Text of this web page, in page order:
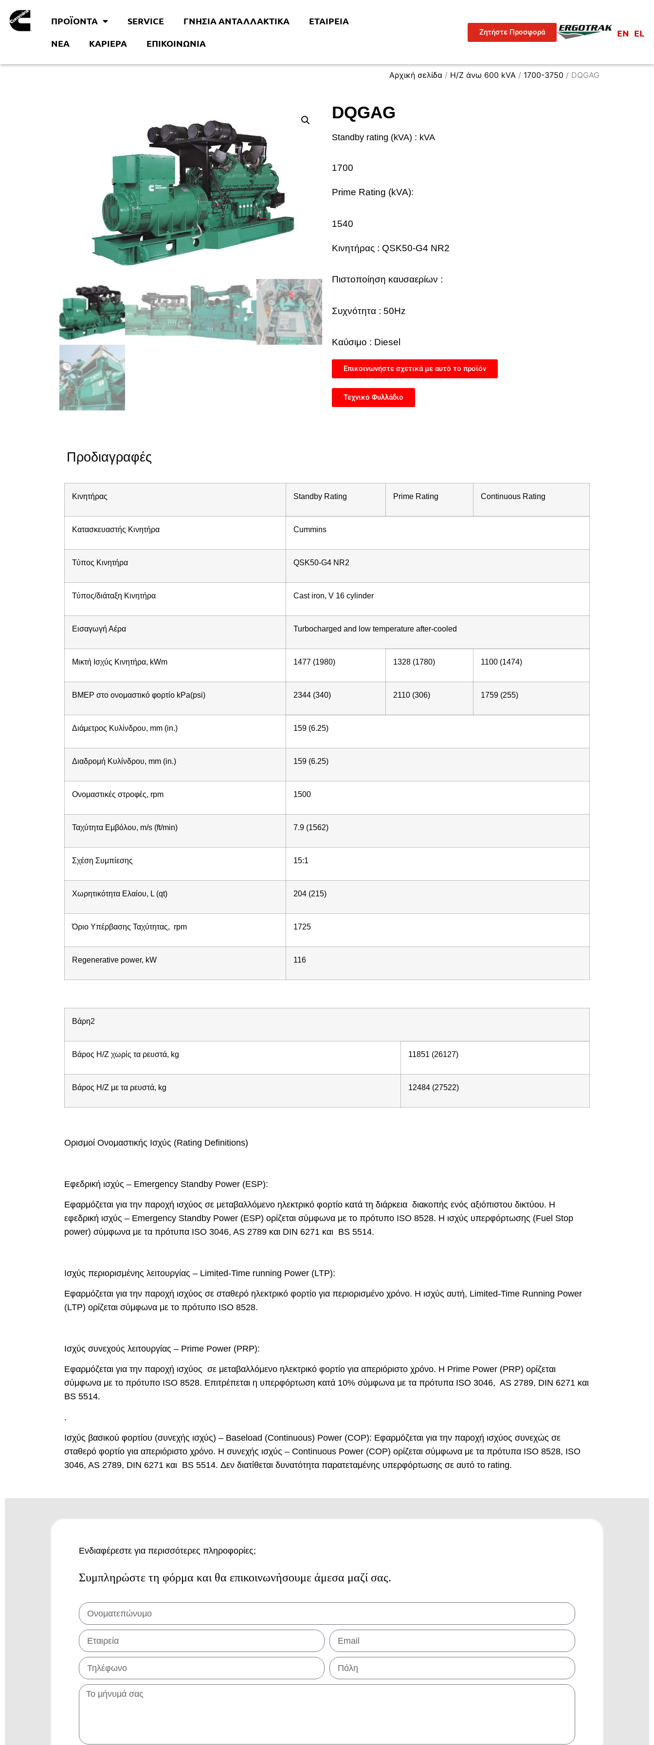
ΠΡΟΪΟΝΤΑ SERVICE ΓΝΉΣΙΑ ΑΝΤΑΛΛΑΚΤΙΚΆ
ΕΤΑΙΡΕΊΑ
ΝΈΑ
KΑΡΙΈΡΑ ΕΠΙΚΟΙΝΩΝΊΑ
Ζητήστε Προσφορά EN EL
Αρχική σελίδα / H/Z άνω 600 kVA / 1700-3750 / DQGAG
DQGAG
Standby rating (kVA) : kVA
1700
Prime Rating (kVA):
1540
Κινητήρας : QSK50-G4 NR2
Πιστοποίηση καυσαερίων :
Συχνότητα : 50Hz
Καύσιμο : Diesel
Επικοινωνήστε σχετικά με αυτό το προϊόν
Τεχνικό Φυλλάδιο
Προδιαγραφές
Κινητήρας Standby Rating Prime Rating Continuous Rating
Κατασκευαστής Κινητήρα Cummins
Τύπος Κινητήρα QSK50-G4 NR2
Τύπος/διάταξη Κινητήρα Cast iron, V 16 cylinder
Εισαγωγή Αέρα Turbocharged and low temperature after-cooled
Μικτή Ισχύς Κινητήρα, kWm 1477 (1980) 1328 (1780) 1100 (1474)
BMEP στο ονομαστικό φορτίο kPa(psi) 2344 (340) 2110 (306) 1759 (255)
Διάμετρος Κυλίνδρου, mm (in.) 159 (6.25)
Διαδρομή Κυλίνδρου, mm (in.) 159 (6.25)
Ονομαστικές στροφές, rpm 1500
Ταχύτητα Εμβόλου, m/s (ft/min) 7.9 (1562)
Σχέση Συμπίεσης 15:1
Χωρητικότητα Ελαίου, L (qt) 204 (215)
Όριο Υπέρβασης Ταχύτητας, rpm 1725
Regenerative power, kW 116
Βάρη2
Βάρος Η/Ζ χωρίς τα ρευστά, kg 11851 (26127)
Βάρος Η/Ζ με τα ρευστά, kg 12484 (27522)
Ορισμοί Ονομαστικής Ισχύς (Rating Definitions)
Εφεδρική ισχύς – Emergency Standby Power (ESP):
Εφαρμόζεται για την παροχή ισχύος σε μεταβαλλόμενο ηλεκτρικό φορτίο κατά τη διάρκεια διακοπής ενός αξιόπιστου δικτύου. Η
εφεδρική ισχύς – Emergency Standby Power (ESP) ορίζεται σύμφωνα με το πρότυπο ISO 8528. Η ισχύς υπερφόρτωσης (Fuel Stop
power) σύμφωνα με τα πρότυπα ISO 3046, AS 2789 και DIN 6271 και BS 5514.
Ισχύς περιορισμένης λειτουργίας – Limited-Time running Power (LTP):
Εφαρμόζεται για την παροχή ισχύος σε σταθερό ηλεκτρικό φορτίο για περιορισμένο χρόνο. Η ισχύς αυτή, Limited-Time Running Power
(LTP) ορίζεται σύμφωνα με το πρότυπο ISO 8528.
Ισχύς συνεχούς λειτουργίας – Prime Power (PRP):
Εφαρμόζεται για την παροχή ισχύος σε μεταβαλλόμενο ηλεκτρικό φορτίο για απεριόριστο χρόνο. Η Prime Power (PRP) ορίζεται
σύμφωνα με το πρότυπο ISO 8528. Επιτρέπεται η υπερφόρτωση κατά 10% σύμφωνα με τα πρότυπα ISO 3046, AS 2789, DIN 6271 και
BS 5514.
.
Ισχύς βασικού φορτίου (συνεχής ισχύς) – Baseload (Continuous) Power (COP): Εφαρμόζεται για την παροχή ισχύος συνεχώς σε
σταθερό φορτίο για απεριόριστο χρόνο. Η συνεχής ισχύς – Continuous Power (COP) ορίζεται σύμφωνα με τα πρότυπα ISO 8528, ISO
3046, AS 2789, DIN 6271 και BS 5514. Δεν διατίθεται δυνατότητα παρατεταμένης υπερφόρτωσης σε αυτό το rating.
Ενδιαφέρεστε για περισσότερες πληροφορίες;
Συμπληρώστε τη φόρμα και θα επικοινωνήσουμε άμεσα μαζί σας.